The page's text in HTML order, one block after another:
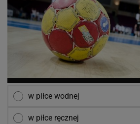
w piłce wodnej
w piłce ręcznej